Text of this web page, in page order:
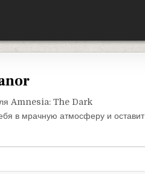
Amnesia: The Dark
в мрачную атмосферу и оставит